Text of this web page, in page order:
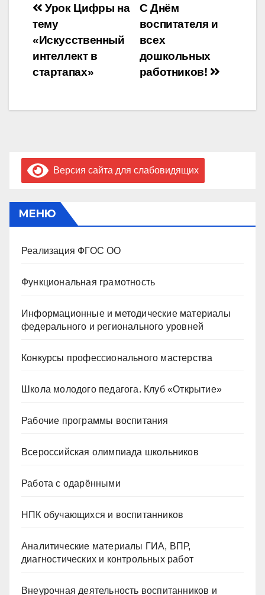
Навигация
по
записям
С Днём
воспитателя и
всех
дошкольных
работников!
Урок Цифры на
тему
«Искусственный
интеллект в
стартапах»
Версия сайта для слабовидящих
МЕНЮ
Реализация ФГОС ОО
Функциональная грамотность
Информационные и методические материалы
федерального и регионального уровней
Конкурсы профессионального мастерства
Школа молодого педагога. Клуб «Открытие»
Рабочие программы воспитания
Всероссийская олимпиада школьников
Работа с одарёнными
НПК обучающихся и воспитанников
Аналитические материалы ГИА, ВПР,
диагностических и контрольных работ
Внеурочная деятельность воспитанников и